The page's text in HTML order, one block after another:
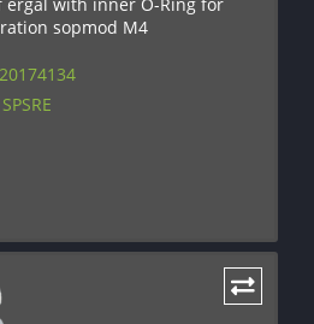
ergal with inner O-Ring for
sopmod M4
SPSRE